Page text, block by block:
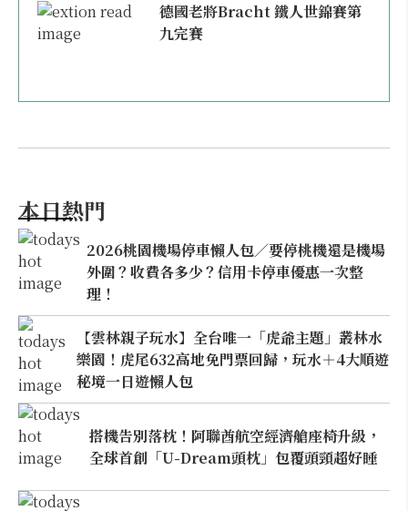
德國老將Bracht 鐵人世錦賽第
九完賽
本日熱門
2026桃園機場停車懶人包／要停桃機還是機場
外圍？收費各多少？信用卡停車優惠一次整
理！
【雲林親子玩水】全台唯一「虎爺主題」叢林水
樂園！虎尾632高地免門票回歸，玩水＋4大順遊
秘境一日遊懶人包
搭機告別落枕！阿聯酋航空經濟艙座椅升級，
全球首創「U-Dream頭枕」包覆頭頸超好睡